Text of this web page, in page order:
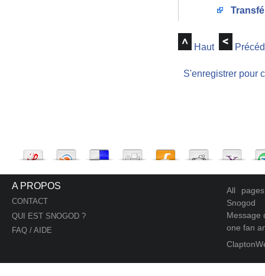
Haut
S'enregistrer pour
A PROPOS
CONTACT
QUI EST SNOGOD ?
FAQ / AIDE
All
Snogod
Message
one fan